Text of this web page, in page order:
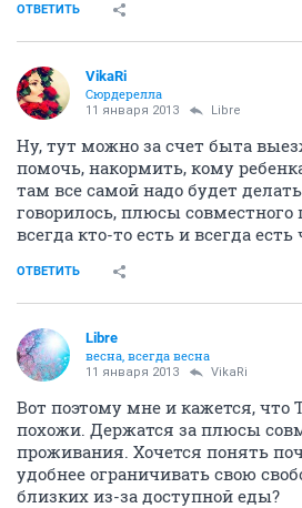
ОТВЕТИТЬ
VikaRi
Сюрдерелла
11 января 2013 Libre
Ну, тут можно за счет быта
помочь, накормить, кому
там все самой надо будет
говорилось, плюсы
всегда кто-то есть и всегда есть
ОТВЕТИТЬ
Libre
весна, всегда весна
11 января 2013 VikaRi
Вот поэтому мне и кажется, что
похожи. Держатся за плюсы
проживания. Хочется понять
удобнее ограничивать свою
близких из-за доступной еды?